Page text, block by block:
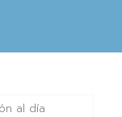
al día